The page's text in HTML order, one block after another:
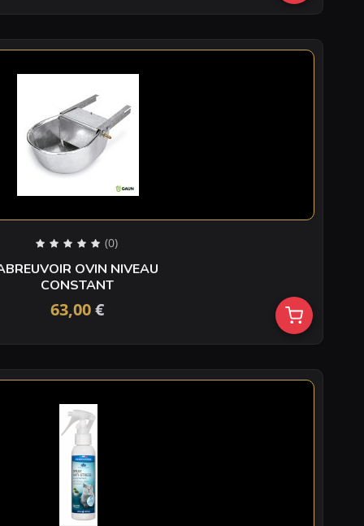
(0)
OVIN NIVEAU
CONSTANT
63,00€